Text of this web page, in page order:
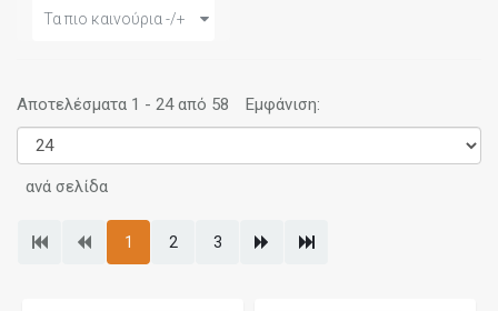
Τα πιο καινούρια -/+
Αποτελέσματα 1 - 24 από 58 Εμφάνιση:
ανά σελίδα
1 2 3